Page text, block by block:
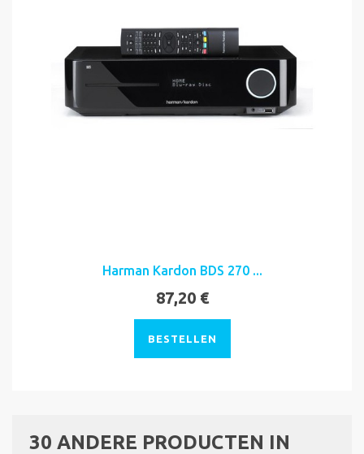
Harman Kardon BDS 270 ...
87,20 €
BESTELLEN
30 ANDERE PRODUCTEN IN